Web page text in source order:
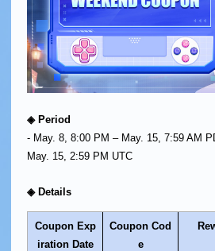
◈ Period
- May. 8, 8:00 PM – May. 15, 7:59 AM
May. 15, 2:59 PM UTC
◈ Details
Coupon Exp
iration Date
Coupon Cod
e